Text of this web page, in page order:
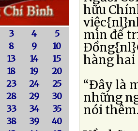
3 4
5
8 9
10
13 14
15
18 19
20
23 24
25
28 29
30
33 34
35
38 39
40
hữu
mìn để
hàng hai
“Ðây là
những
nói